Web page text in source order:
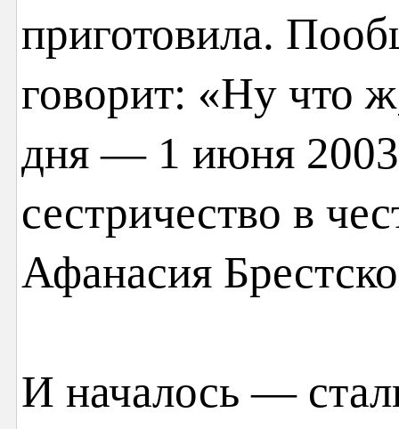
приготовила.
говорит: «Ну что
дня — 1 июня
сестричество в
Афанасия
И началось —